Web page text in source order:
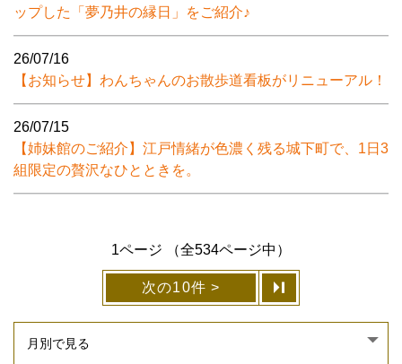
ップした「夢乃井の縁日」をご紹介♪
26/07/16
【お知らせ】わんちゃんのお散歩道看板がリニューアル！
26/07/15
【姉妹館のご紹介】江戸情緒が色濃く残る城下町で、1日3
組限定の贅沢なひとときを。
1ページ （全534ページ中）
次の10件